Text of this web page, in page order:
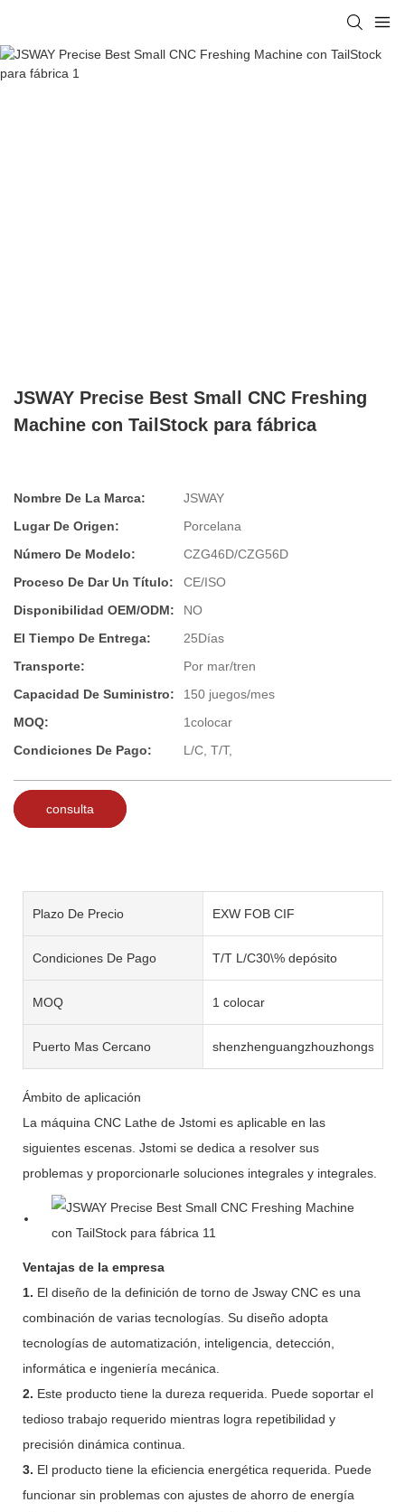
JSWAY Precise Best Small CNC Freshing
Machine con TailStock para fábrica
Nombre De La Marca:
JSWAY
Lugar De Origen:
Porcelana
Número De Modelo:
CZG46D/CZG56D
Proceso De Dar Un Título:
CE/ISO
Disponibilidad OEM/ODM:
NO
El Tiempo De Entrega:
25Días
Transporte:
Por mar/tren
Capacidad De Suministro:
150 juegos/mes
MOQ:
1colocar
Condiciones De Pago:
L/C, T/T,
consulta
Plazo De Precio EXW FOB CIF
Condiciones De Pago T/T L/C30\% depósito
MOQ 1 colocar
Puerto Mas Cercano shenzhenguangzhouzhongshan
Ámbito de aplicación
La máquina CNC Lathe de Jstomi es aplicable en las
siguientes escenas. Jstomi se dedica a resolver sus
problemas y proporcionarle soluciones integrales y integrales.
Ventajas de la empresa
1. El diseño de la definición de torno de Jsway CNC es una
combinación de varias tecnologías. Su diseño adopta
tecnologías de automatización, inteligencia, detección,
informática e ingeniería mecánica.
2. Este producto tiene la dureza requerida. Puede soportar el
tedioso trabajo requerido mientras logra repetibilidad y
precisión dinámica continua.
3. El producto tiene la eficiencia energética requerida. Puede
funcionar sin problemas con ajustes de ahorro de energía